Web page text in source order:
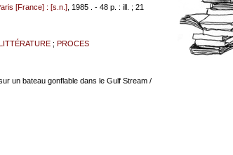
[France] : [s.n.] , 1985 . - 48 p. : ill. ; 21
; PROCES
un bateau gonflable dans le Gulf Stream /